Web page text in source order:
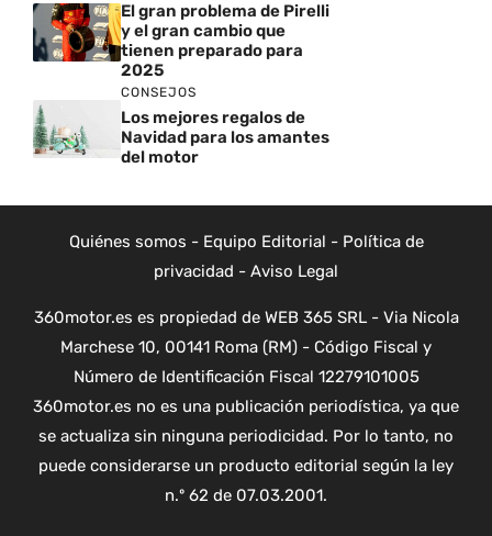
El gran problema de Pirelli
y el gran cambio que
tienen preparado para
2025
CONSEJOS
Los mejores regalos de
Navidad para los amantes
del motor
Quiénes somos - Equipo Editorial - Política de
privacidad - Aviso Legal
360motor.es es propiedad de WEB 365 SRL - Via Nicola
Marchese 10, 00141 Roma (RM) - Código Fiscal y
Número de Identificación Fiscal 12279101005
360motor.es no es una publicación periodística, ya que
se actualiza sin ninguna periodicidad. Por lo tanto, no
puede considerarse un producto editorial según la ley
n.º 62 de 07.03.2001.